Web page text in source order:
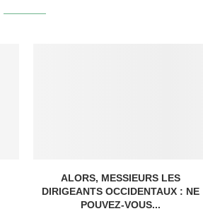
ALORS, MESSIEURS LES
DIRIGEANTS OCCIDENTAUX : NE
POUVEZ-VOUS...